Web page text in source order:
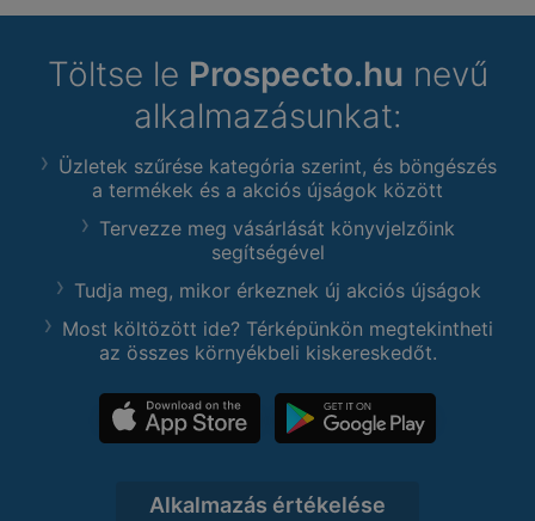
Töltse le Prospecto.hu nevű
alkalmazásunkat:
Üzletek szűrése kategória szerint, és böngészés
a termékek és a akciós újságok között
Tervezze meg vásárlását könyvjelzőink
segítségével
Tudja meg, mikor érkeznek új akciós újságok
Most költözött ide? Térképünkön megtekintheti
az összes környékbeli kiskereskedőt.
Alkalmazás értékelése